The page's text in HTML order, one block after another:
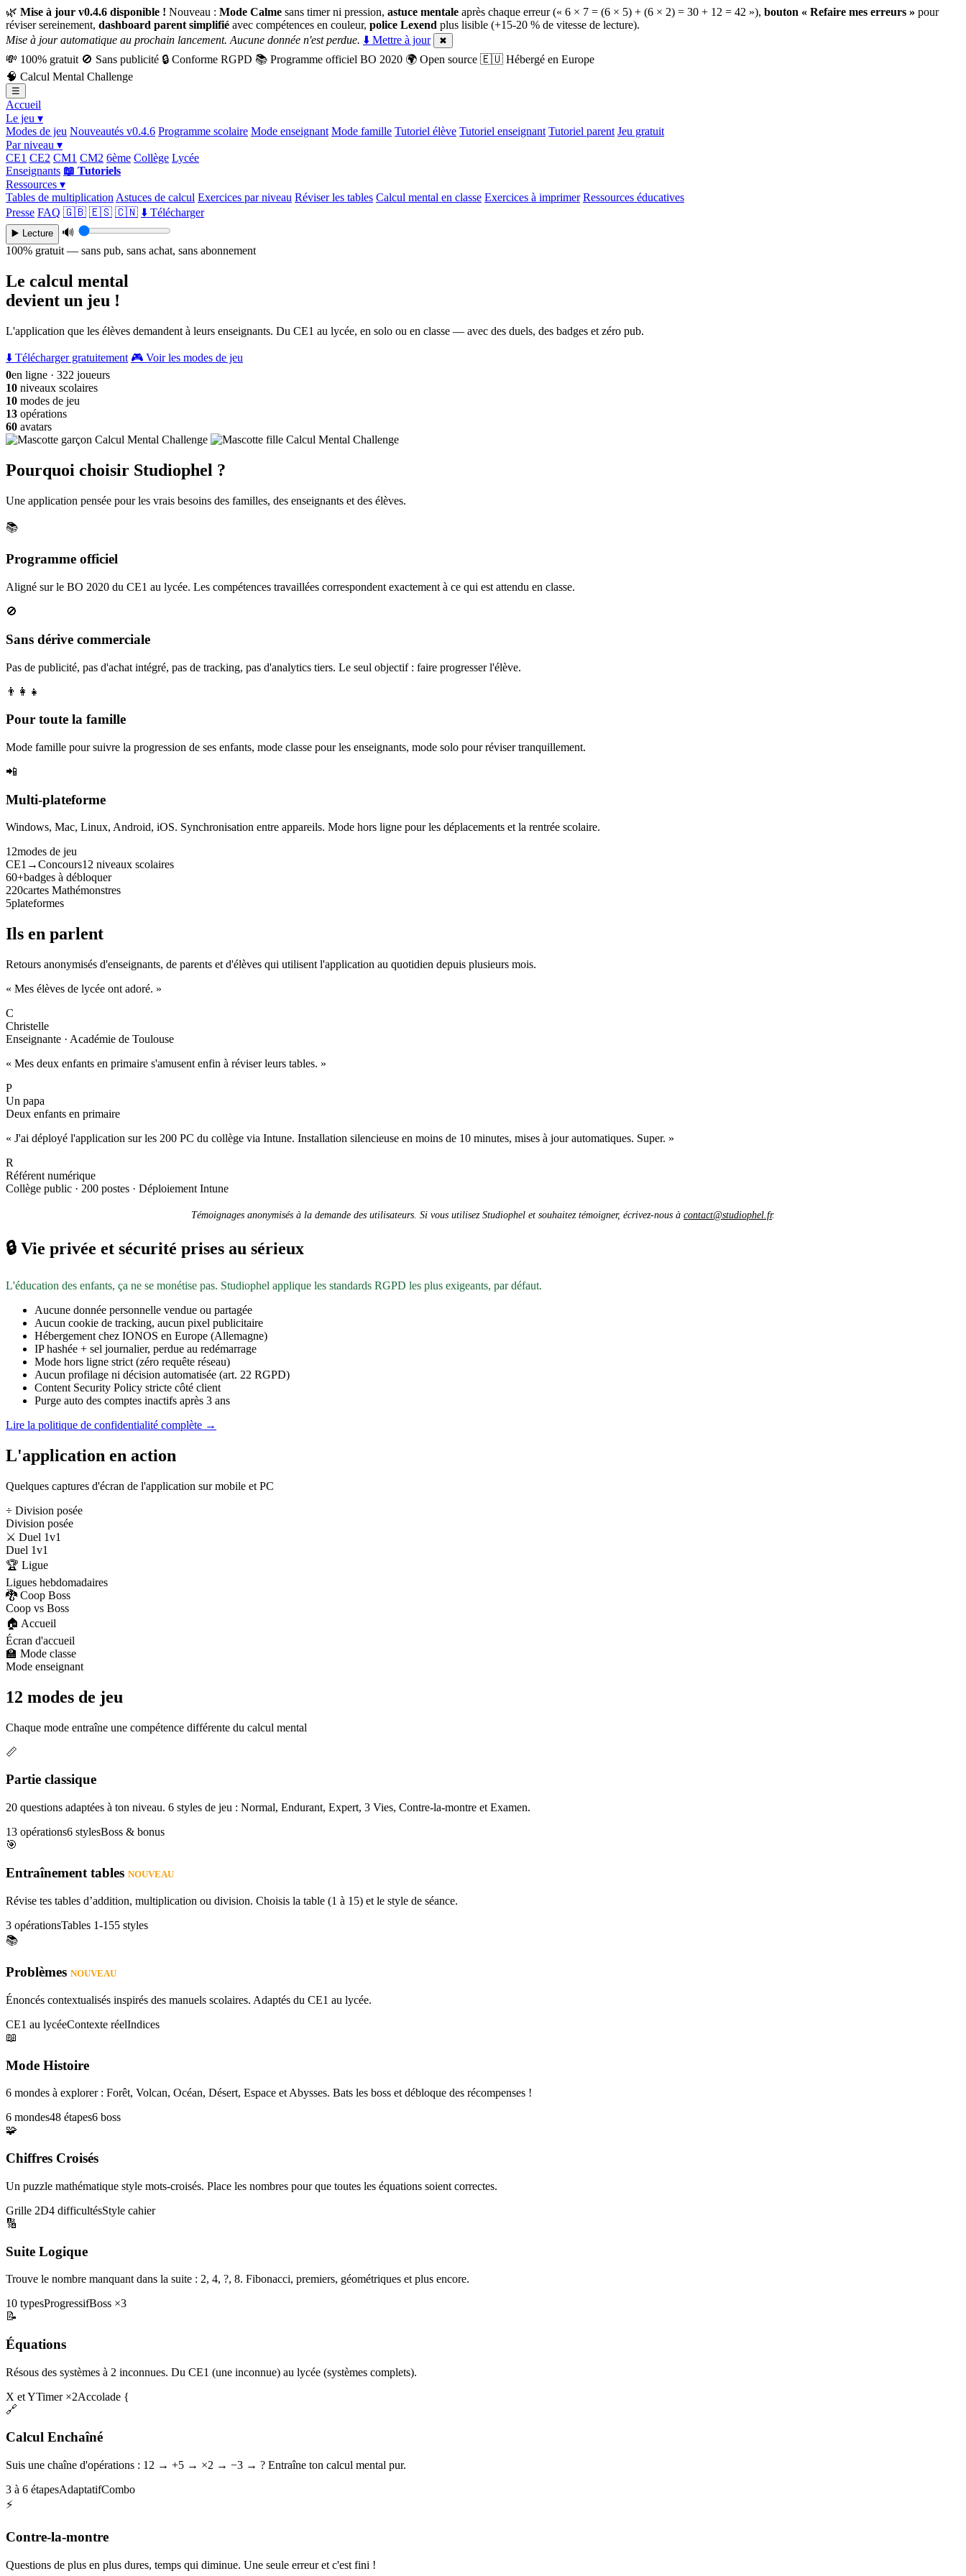
🌿 Mise à jour v0.4.6 disponible ! Nouveau : Mode Calme sans timer ni pression, astuce mentale après chaque erreur (« 6 × 7 = (6 × 5) + (6 × 2) = 30 + 12 = 42 »), bouton « Refaire mes erreurs » pour
réviser sereinement, dashboard parent simplifié avec compétences en couleur, police Lexend plus lisible (+15-20 % de vitesse de lecture).
Mise à jour automatique au prochain lancement. Aucune donnée n'est perdue. ⬇️ Mettre à jour ✖
💸 100% gratuit 🚫 Sans publicité 🔒 Conforme RGPD 📚 Programme officiel BO 2020 🌍 Open source 🇪🇺 Hébergé en Europe
🧠 Calcul Mental Challenge
☰
Accueil
Le jeu ▾
Modes de jeu Nouveautés v0.4.6 Programme scolaire Mode enseignant Mode famille Tutoriel élève Tutoriel enseignant Tutoriel parent Jeu gratuit
Par niveau ▾
CE1 CE2 CM1 CM2 6ème Collège Lycée
Enseignants 📖 Tutoriels
Ressources ▾
Tables de multiplication Astuces de calcul Exercices par niveau Réviser les tables Calcul mental en classe Exercices à imprimer Ressources éducatives
Presse FAQ 🇬🇧 🇪🇸 🇨🇳 ⬇️ Télécharger
▶️ Lecture
🔊
100% gratuit — sans pub, sans achat, sans abonnement
Le calcul mental
devient un jeu !
L'application que les élèves demandent à leurs enseignants. Du CE1 au lycée, en solo ou en classe — avec des duels, des badges et zéro pub.
⬇️ Télécharger gratuitement 🎮 Voir les modes de jeu
0en ligne · 322 joueurs
10 niveaux scolaires
10 modes de jeu
13 opérations
60 avatars
Pourquoi choisir Studiophel ?
Une application pensée pour les vrais besoins des familles, des enseignants et des élèves.
📚
Programme officiel
Aligné sur le BO 2020 du CE1 au lycée. Les compétences travaillées correspondent exactement à ce qui est attendu en classe.
🚫
Sans dérive commerciale
Pas de publicité, pas d'achat intégré, pas de tracking, pas d'analytics tiers. Le seul objectif : faire progresser l'élève.
👨‍👩‍👧
Pour toute la famille
Mode famille pour suivre la progression de ses enfants, mode classe pour les enseignants, mode solo pour réviser tranquillement.
📲
Multi-plateforme
Windows, Mac, Linux, Android, iOS. Synchronisation entre appareils. Mode hors ligne pour les déplacements et la rentrée scolaire.
12modes de jeu
CE1→Concours12 niveaux scolaires
60+badges à débloquer
220cartes Mathémonstres
5plateformes
Ils en parlent
Retours anonymisés d'enseignants, de parents et d'élèves qui utilisent l'application au quotidien depuis plusieurs mois.
« Mes élèves de lycée ont adoré. »
C
Christelle
Enseignante · Académie de Toulouse
« Mes deux enfants en primaire s'amusent enfin à réviser leurs tables. »
P
Un papa
Deux enfants en primaire
« J'ai déployé l'application sur les 200 PC du collège via Intune. Installation silencieuse en moins de 10 minutes, mises à jour automatiques. Super. »
R
Référent numérique
Collège public · 200 postes · Déploiement Intune
Témoignages anonymisés à la demande des utilisateurs. Si vous utilisez Studiophel et souhaitez témoigner, écrivez-nous à contact@studiophel.fr.
🔒 Vie privée et sécurité prises au sérieux
L'éducation des enfants, ça ne se monétise pas. Studiophel applique les standards RGPD les plus exigeants, par défaut.
Aucune donnée personnelle vendue ou partagée
Aucun cookie de tracking, aucun pixel publicitaire
Hébergement chez IONOS en Europe (Allemagne)
IP hashée + sel journalier, perdue au redémarrage
Mode hors ligne strict (zéro requête réseau)
Aucun profilage ni décision automatisée (art. 22 RGPD)
Content Security Policy stricte côté client
Purge auto des comptes inactifs après 3 ans
Lire la politique de confidentialité complète →
L'application en action
Quelques captures d'écran de l'application sur mobile et PC
÷ Division posée
Division posée
⚔️ Duel 1v1
Duel 1v1
🏆 Ligue
Ligues hebdomadaires
🐉 Coop Boss
Coop vs Boss
🏠 Accueil
Écran d'accueil
🏫 Mode classe
Mode enseignant
12 modes de jeu
Chaque mode entraîne une compétence différente du calcul mental
📏
Partie classique
20 questions adaptées à ton niveau. 6 styles de jeu : Normal, Endurant, Expert, 3 Vies, Contre-la-montre et Examen.
13 opérations6 stylesBoss & bonus
🎯
Entraînement tables NOUVEAU
Révise tes tables d’addition, multiplication ou division. Choisis la table (1 à 15) et le style de séance.
3 opérationsTables 1-155 styles
📚
Problèmes NOUVEAU
Énoncés contextualisés inspirés des manuels scolaires. Adaptés du CE1 au lycée.
CE1 au lycéeContexte réelIndices
📖
Mode Histoire
6 mondes à explorer : Forêt, Volcan, Océan, Désert, Espace et Abysses. Bats les boss et débloque des récompenses !
6 mondes48 étapes6 boss
🧩
Chiffres Croisés
Un puzzle mathématique style mots-croisés. Place les nombres pour que toutes les équations soient correctes.
Grille 2D4 difficultésStyle cahier
🔢
Suite Logique
Trouve le nombre manquant dans la suite : 2, 4, ?, 8. Fibonacci, premiers, géométriques et plus encore.
10 typesProgressifBoss ×3
📝
Équations
Résous des systèmes à 2 inconnues. Du CE1 (une inconnue) au lycée (systèmes complets).
X et YTimer ×2Accolade {
🔗
Calcul Enchaîné
Suis une chaîne d'opérations : 12 → +5 → ×2 → −3 → ? Entraîne ton calcul mental pur.
3 à 6 étapesAdaptatifCombo
⚡
Contre-la-montre
Questions de plus en plus dures, temps qui diminue. Une seule erreur et c'est fini !